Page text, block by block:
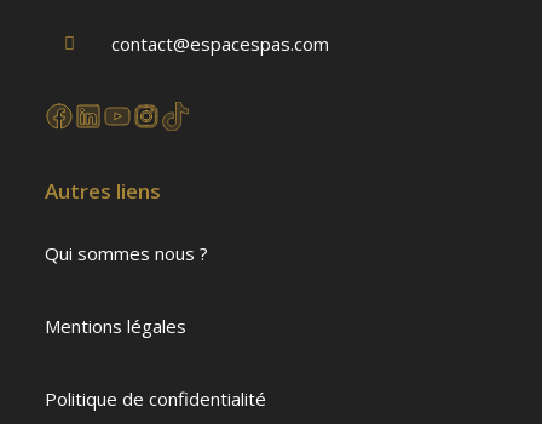
contact@espacespas.com
Autres liens
Qui sommes nous ?
Mentions légales
Politique de confidentialité